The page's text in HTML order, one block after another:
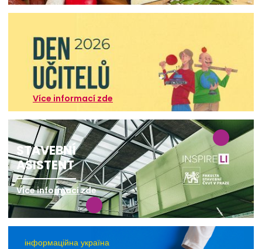
Více informací zde
STAVEBNÍ
ASISTENT
Více informací zde
інформаційна україна